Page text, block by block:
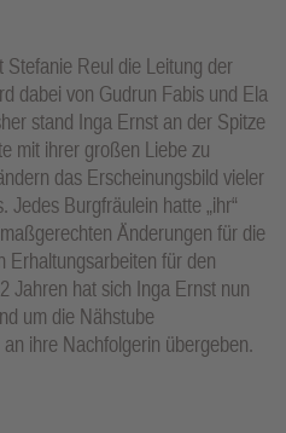
Stefanie Reul die Leitung der
dabei von Gudrun Fabis und Ela
stand Inga Ernst an der Spitze
mit ihrer großen Liebe zu
das Erscheinungsbild vieler
Jedes Burgfräulein hatte „ihr“
Änderungen für die
Erhaltungsarbeiten für den
Jahren hat sich Inga Ernst nun
um die Nähstube
ihre Nachfolgerin übergeben.